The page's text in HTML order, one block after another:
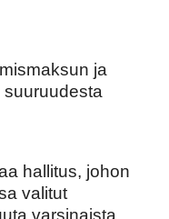
ja
hallitus, johon
valitut
varsinaista